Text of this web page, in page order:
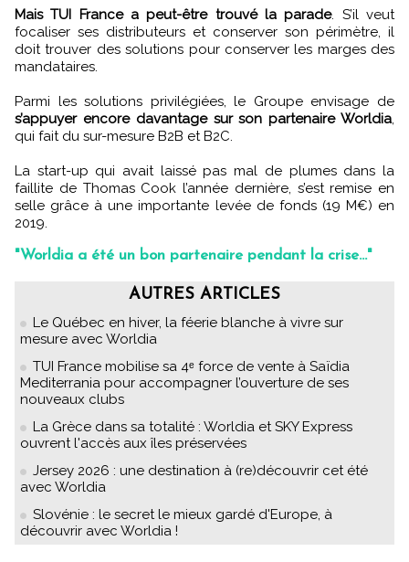
Mais TUI France a peut-être trouvé la parade. S’il veut
focaliser ses distributeurs et conserver son périmètre, il
doit trouver des solutions pour conserver les marges des
mandataires.
Parmi les solutions privilégiées, le Groupe envisage de
s’appuyer encore davantage sur son partenaire Worldia,
qui fait du sur-mesure B2B et B2C.
La start-up qui avait laissé pas mal de plumes dans la
faillite de Thomas Cook l’année dernière, s’est remise en
selle grâce à une importante levée de fonds (19 M€) en
2019.
"Worldia a été un bon partenaire pendant la crise…"
AUTRES ARTICLES
Le Québec en hiver, la féerie blanche à vivre sur
mesure avec Worldia
TUI France mobilise sa 4ᵉ force de vente à Saïdia
Mediterrania pour accompagner l’ouverture de ses
nouveaux clubs
La Grèce dans sa totalité : Worldia et SKY Express
ouvrent l'accès aux îles préservées
Jersey 2026 : une destination à (re)découvrir cet été
avec Worldia
Slovénie : le secret le mieux gardé d'Europe, à
découvrir avec Worldia !